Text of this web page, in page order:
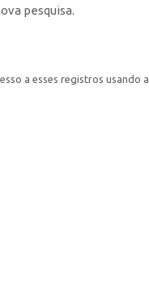
pesquisa.
a esses registros usando a